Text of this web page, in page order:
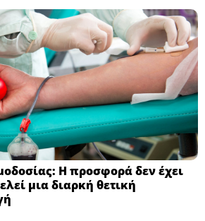
H προσφορά δεν έχει
μια διαρκή θετική